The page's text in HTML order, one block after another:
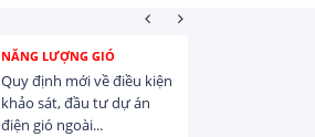
NĂNG LƯỢNG GIÓ
Quy định mới về điều kiện
khảo sát, đầu tư dự án
điện gió ngoài...